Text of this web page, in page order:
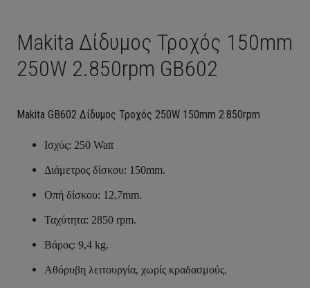
Makita Δίδυμος Τροχός 150mm
250W 2.850rpm GB602
Makita GB602 Δίδυμος Τροχός 250W 150mm 2.850rpm
Ισχύς: 250 Watt
Διάμετρος δίσκου: 150mm.
Οπή δίσκου: 12,7mm.
Ταχύτητα: 2850 rpm.
Βάρος: 9,4 kg.
Αθόρυβη λειτουργία, χωρίς κραδασμούς.